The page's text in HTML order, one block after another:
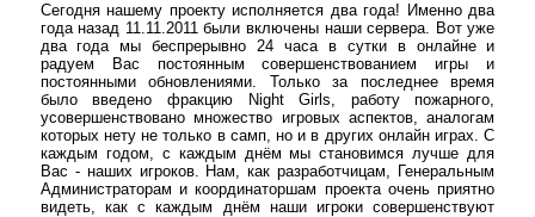
Сегодня нашему проекту исполняется два года! Именно два
года назад 11.11.2011 были включены наши сервера. Вот уже
два года мы беспрерывно 24 часа в сутки в онлайне и
радуем Вас постоянным совершенствованием игры и
постоянными обновлениями. Только за последнее время
было введено фракцию Night Girls, работу пожарного,
усовершенствовано множество игровых аспектов, аналогам
которых нету не только в самп, но и в других онлайн играх. С
каждым годом, с каждым днём мы становимся лучше для
Вас - наших игроков. Нам, как разработчицам, Генеральным
Администраторам и координаторшам проекта очень приятно
видеть, как с каждым днём наши игроки совершенствуют